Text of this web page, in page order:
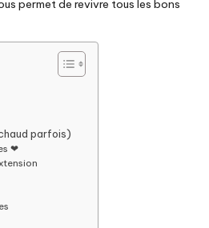
permet de revivre tous les bons
parfois)
❤